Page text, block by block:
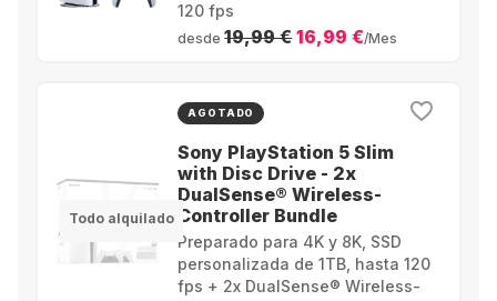
120 fps
desde 19,99 €16,99 €/Mes
Todo alquilado
AGOTADO
Sony PlayStation 5 Slim
with Disc Drive - 2x
DualSense® Wireless-
Controller Bundle
Preparado para 4K y 8K, SSD
personalizada de 1TB, hasta 120
fps + 2x DualSense® Wireless-